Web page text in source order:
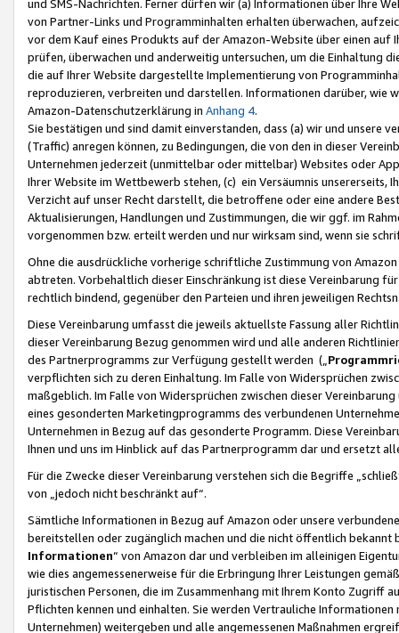
und SMS-Nachrichten. Ferner dürfen wir (a) Informationen über Ihre
von Partner-Links und Programminhalten erhalten überwachen,
vor dem Kauf eines Produkts auf der Amazon-Website über einen
prüfen, überwachen und anderweitig untersuchen, um die Einhaltung
die auf Ihrer Website dargestellte Implementierung von
reproduzieren, verbreiten und darstellen. Informationen darüber, wie
Amazon-Datenschutzerklärung in Anhang 4.
Sie bestätigen und sind damit einverstanden, dass (a) wir und
(Traffic) anregen können, zu Bedingungen, die von den in dieser
Unternehmen jederzeit (unmittelbar oder mittelbar) Websites oder
Ihrer Website im Wettbewerb stehen, (c) ein Versäumnis unsererseits,
Verzicht auf unser Recht darstellt, die betroffene oder eine andere
Aktualisierungen, Handlungen und Zustimmungen, die wir ggf. im
vorgenommen bzw. erteilt werden und nur wirksam sind, wenn sie
Ohne die ausdrückliche vorherige schriftliche Zustimmung von
abtreten. Vorbehaltlich dieser Einschränkung ist diese Vereinbarung
rechtlich bindend, gegenüber den Parteien und ihren jeweiligen
Diese Vereinbarung umfasst die jeweils aktuellste Fassung aller
dieser Vereinbarung Bezug genommen wird und alle anderen
des Partnerprogramms zur Verfügung gestellt werden („
verpflichten sich zu deren Einhaltung. Im Falle von Widersprüchen
maßgeblich. Im Falle von Widersprüchen zwischen dieser
eines gesonderten Marketingprogramms des verbundenen
Unternehmen in Bezug auf das gesonderte Programm. Diese
Ihnen und uns im Hinblick auf das Partnerprogramm dar und ersetzt
Für die Zwecke dieser Vereinbarung verstehen sich die Begriffe
von „jedoch nicht beschränkt auf“.
Sämtliche Informationen in Bezug auf Amazon oder unsere
bereitstellen oder zugänglich machen und die nicht öffentlich
Informationen“ von Amazon dar und verbleiben im alleinigen
wie dies angemessenerweise für die Erbringung Ihrer Leistungen
juristischen Personen, die im Zusammenhang mit Ihrem Konto
Pflichten kennen und einhalten. Sie werden Vertrauliche
Unternehmen) weitergeben und alle angemessenen Maßnahmen